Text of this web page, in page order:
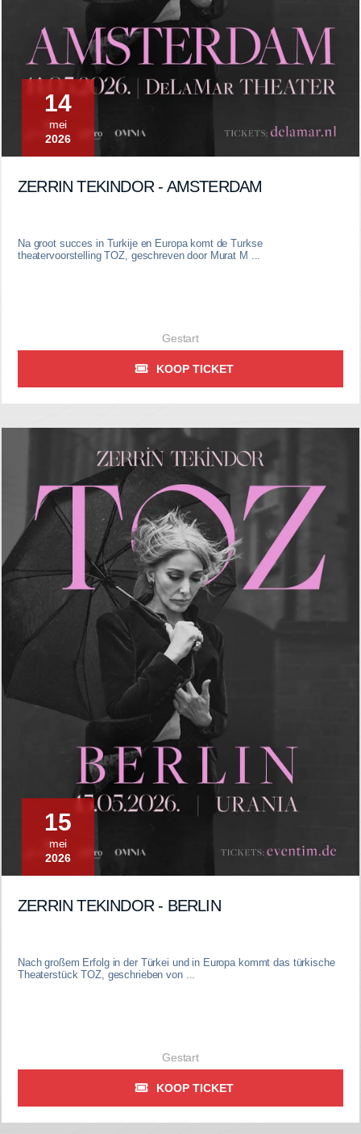
14
mei
2026
ZERRIN TEKINDOR - AMSTERDAM
Na groot succes in Turkije en Europa komt de Turkse
theatervoorstelling TOZ, geschreven door Murat M ...
Gestart
KOOP TICKET
15
mei
2026
ZERRIN TEKINDOR - BERLIN
Nach großem Erfolg in der Türkei und in Europa kommt das türkische
Theaterstück TOZ, geschrieben von ...
Gestart
KOOP TICKET